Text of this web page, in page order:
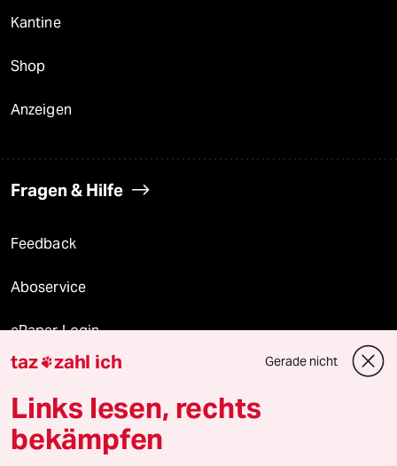
Kantine
Shop
Anzeigen
Fragen & Hilfe
Feedback
Aboservice
ePaper Login
Downloads für Abonnierende
© 2026 taz Verlags und Vertriebs GmbH
taz zahl ich Gerade nicht
Links lesen, rechts
bekämpfen